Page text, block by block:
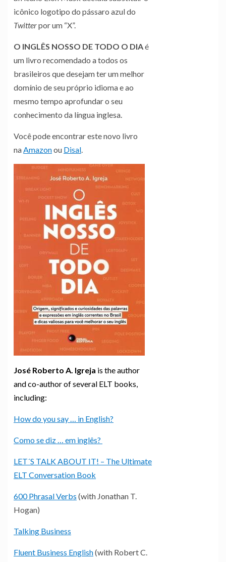
icônico logotipo do pássaro azul do
Twitterpor um “X”.
O INGLÊS NOSSO DE TODO O DIAé
um livro recomendado a todos os
brasileiros que desejam ter um melhor
domínio de seu próprio idioma e ao
mesmo tempo aprofundar o seu
conhecimento da língua inglesa.
Você pode encontrar este novo livro
naAmazonou Disal.
José Roberto A. Igreja is the author
and co-author of several ELT books,
including:
How do you say … in English?
Como se diz … em inglês?
LET´S TALK ABOUT IT! – The Ultimate
ELT Conversation Book
600 Phrasal Verbs (with Jonathan T.
Hogan)
Talking Business
Fluent Business English(with Robert C.